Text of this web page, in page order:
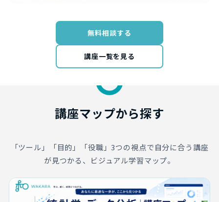
無料相談する
講座一覧を見る
講座マップから探す
「ツール」「目的」「役職」3つの視点で自分に合う講座
が見つかる、ビジュアル学習マップ。